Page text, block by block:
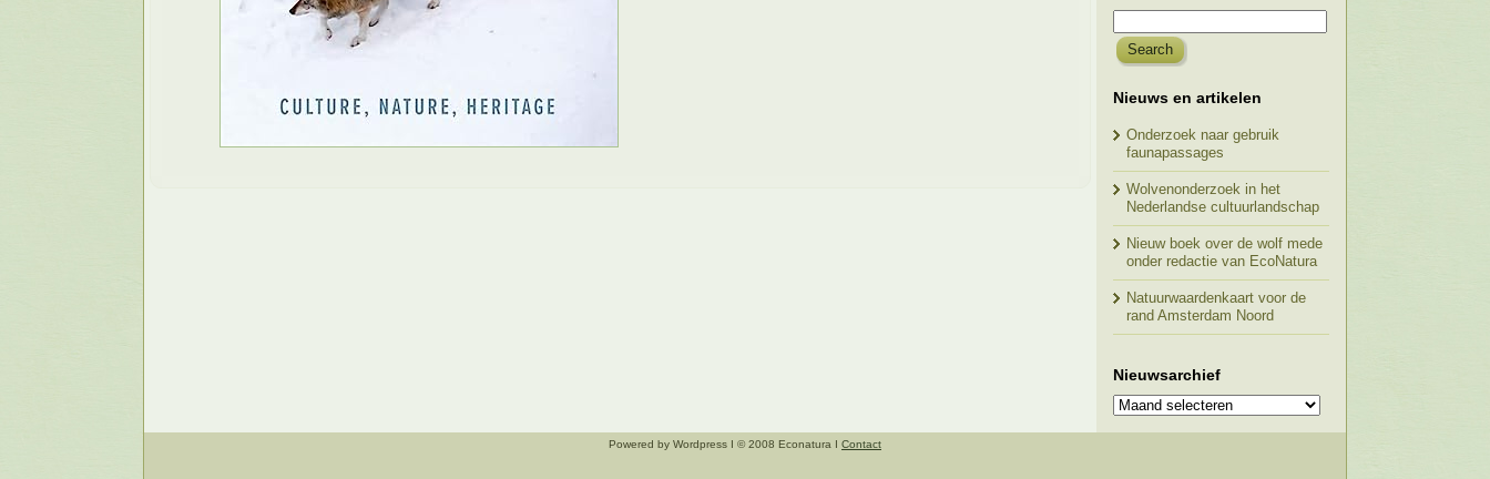
Nieuws en artikelen
Onderzoek naar gebruik
faunapassages
Wolvenonderzoek in het
Nederlandse cultuurlandschap
Nieuw boek over de wolf mede
onder redactie van EcoNatura
Natuurwaardenkaart voor de
rand Amsterdam Noord
Nieuwsarchief
Nieuwsarchief
Powered by Wordpress I © 2008 Econatura I Contact